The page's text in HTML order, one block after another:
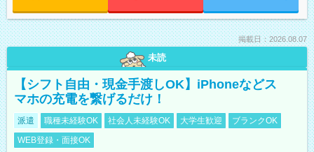
掲載日：2026.08.07
未読
【シフト自由・現金手渡しOK】iPhoneなどス
マホの充電を繋げるだけ！
派遣 職種未経験OK 社会人未経験OK 大学生歓迎
ブランクOK
WEB登録・面接OK